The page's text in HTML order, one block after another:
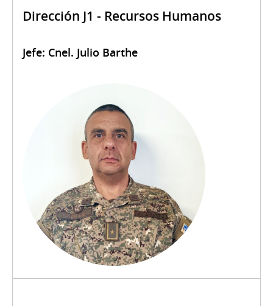
Dirección J1 - Recursos Humanos
Jefe: Cnel. Julio Barthe